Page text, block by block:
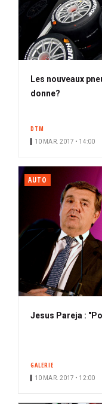
Les nouveaux
donne?
DTM
10 MAR. 2017 • 14:00
AUTO
Jesus Pareja :
GALERIE
10 MAR. 2017 • 12:00